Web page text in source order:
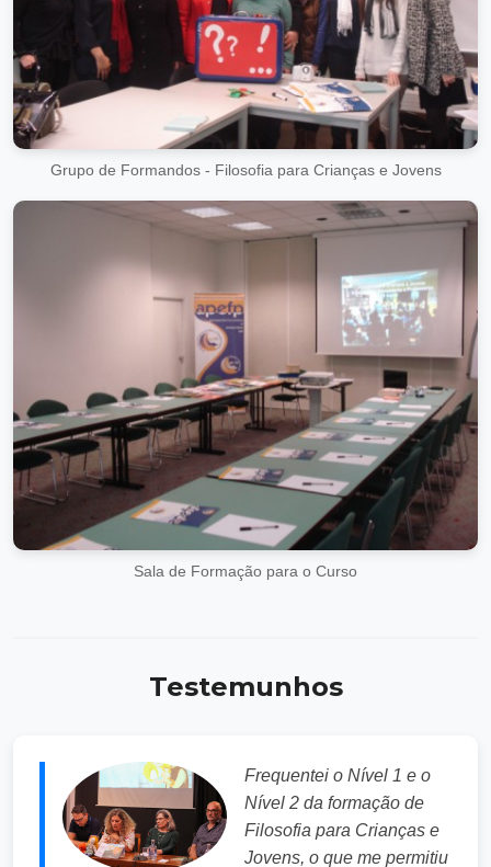
Grupo de Formandos - Filosofia para Crianças e Jovens
Sala de Formação para o Curso
Testemunhos
Frequentei o Nível 1 e o
Nível 2 da formação de
Filosofia para Crianças e
Jovens, o que me permitiu